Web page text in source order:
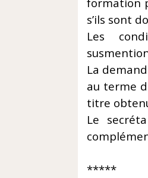
s’ils sont
Les
La
au terme
titre
Le
*****